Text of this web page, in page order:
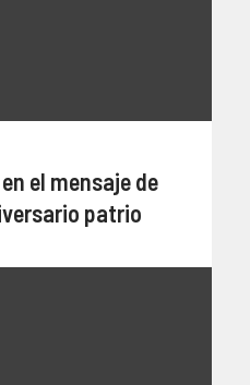
el mensaje de
patrio